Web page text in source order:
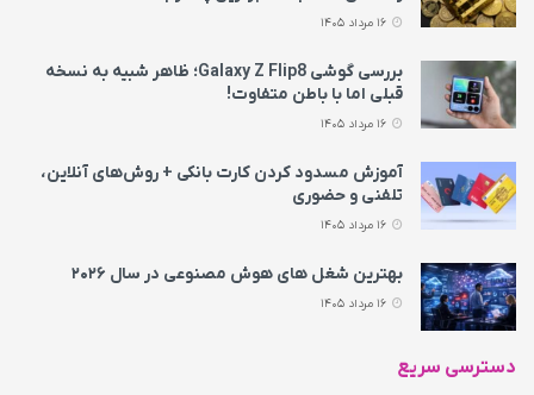
بررسی گوشی Galaxy Z Flip8؛ ظاهر شبیه به نسخه
قبلی اما با باطن متفاوت!
آموزش مسدود کردن کارت بانکی + روش‌های آنلاین،
تلفنی و حضوری
بهترین شغل های هوش مصنوعی در سال ۲۰۲۶
دسترسی سریع